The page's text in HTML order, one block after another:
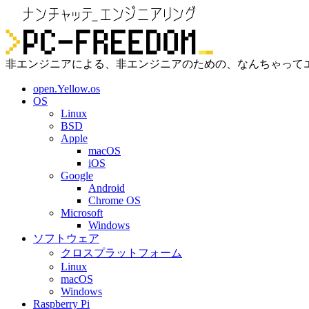
非エンジニアによる、非エンジニアのための、なんちゃって
open.Yellow.os
OS
Linux
BSD
Apple
macOS
iOS
Google
Android
Chrome OS
Microsoft
Windows
ソフトウェア
クロスプラットフォーム
Linux
macOS
Windows
Raspberry Pi